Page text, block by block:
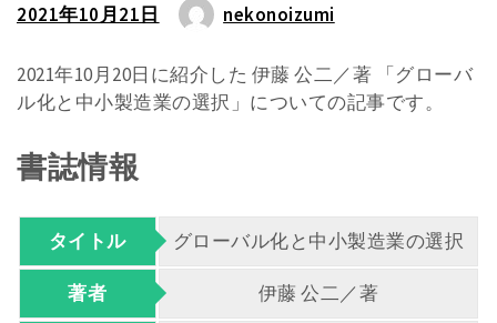
2021年10月21日 nekonoizumi
2021年10月20日に紹介した 伊藤 公二／著 「グローバ
ル化と中小製造業の選択」についての記事です。
書誌情報
タイトル グローバル化と中小製造業の選択
著者 伊藤 公二／著